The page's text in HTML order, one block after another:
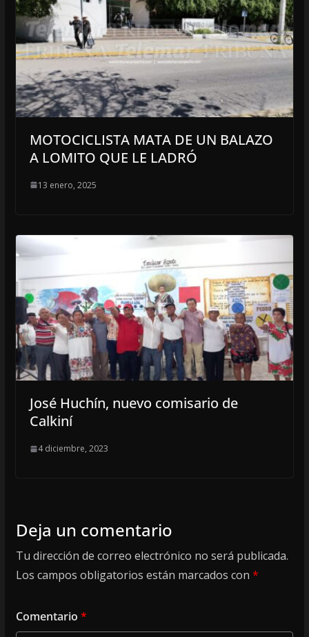
MOTOCICLISTA MATA DE UN BALAZO
A LOMITO QUE LE LADRÓ
13 enero, 2025
José Huchín, nuevo comisario de
Calkiní
4 diciembre, 2023
Deja un comentario
Tu dirección de correo electrónico no será publicada.
Los campos obligatorios están marcados con *
Comentario *